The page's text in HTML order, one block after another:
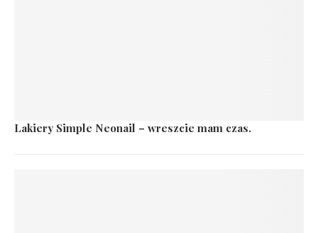
Lakiery Simple Neonail – wreszcie mam czas.